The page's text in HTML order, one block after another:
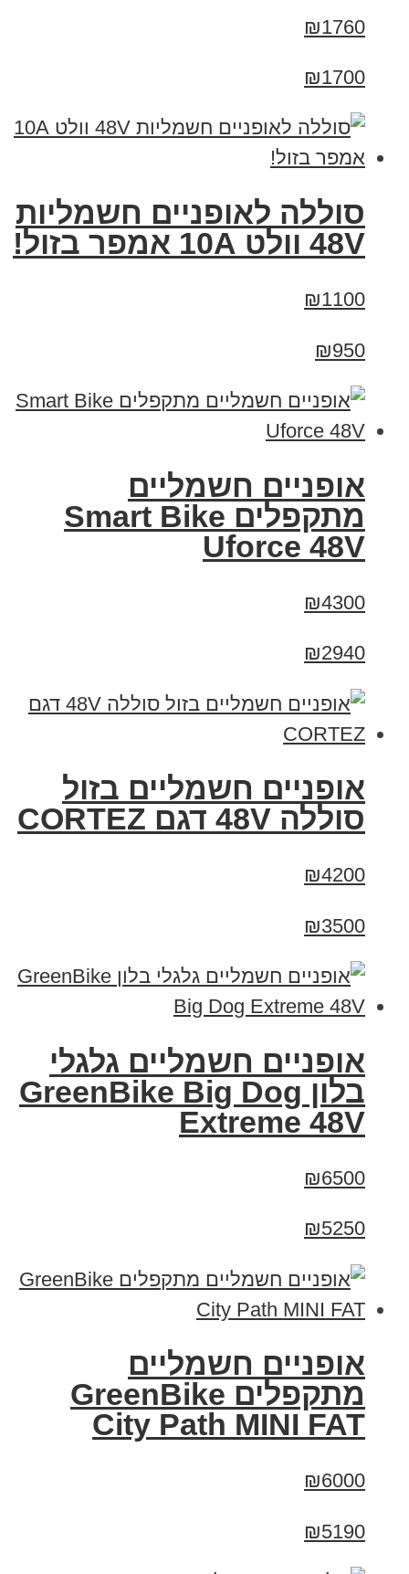
₪1760
₪1700
סוללה לאופניים חשמליות
48V וולט 10A אמפר בזול!
₪1100
₪950
אופניים חשמליים
מתקפלים Smart Bike
Uforce 48V
₪4300
₪2940
אופניים חשמליים בזול
סוללה 48V דגם CORTEZ
₪4200
₪3500
אופניים חשמליים גלגלי
בלון GreenBike Big Dog
Extreme 48V
₪6500
₪5250
אופניים חשמליים
‏מתקפלים GreenBike
City Path MINI FAT
₪6000
₪5190